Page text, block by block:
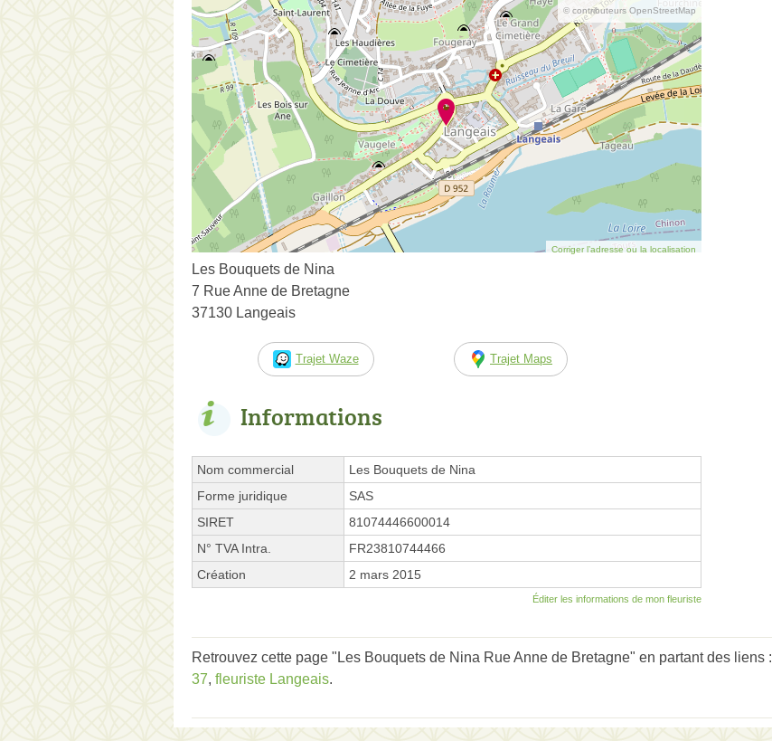
© contributeurs OpenStreetMap
Corriger l’adresse ou la localisation
Les Bouquets de Nina
7 Rue Anne de Bretagne
37130 Langeais
Trajet Waze Trajet Maps
Informations
Nom commercial
Les Bouquets de Nina
Forme juridique
SAS
SIRET
81074446600014
N° TVA Intra.
FR23810744466
Création
2 mars 2015
Éditer les informations de mon fleuriste
Retrouvez cette page "Les Bouquets de Nina Rue Anne de Bretagne" en partant des liens :
37, fleuriste Langeais.